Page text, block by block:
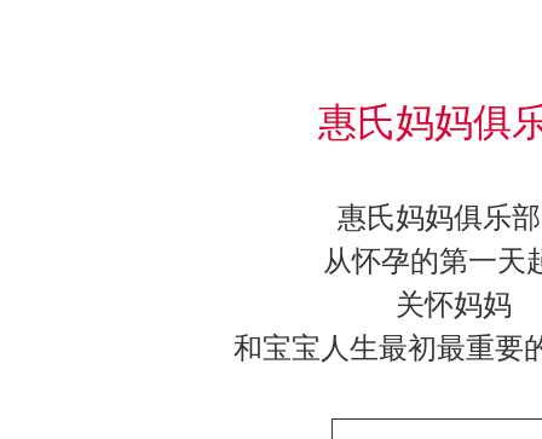
惠氏妈妈俱
惠氏妈妈俱乐
从怀孕的第一天
关怀妈妈
和宝宝人生最初最重要